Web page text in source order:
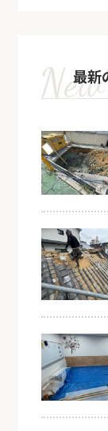
最新